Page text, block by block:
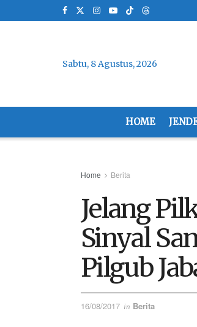
Sabtu, 8 Agustus, 2026
HOME
Home Berita
Jelang
Sinyal
Pilgub
16/08/2017 in Berita